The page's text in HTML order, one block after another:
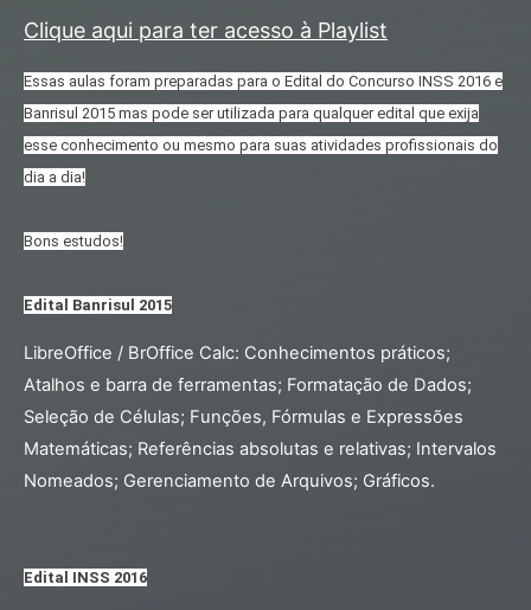
Clique aqui para ter acesso à Playlist
Essas aulas foram preparadas para o Edital do Concurso INSS 2016 e
Banrisul 2015 mas pode ser utilizada para qualquer edital que exija
esse conhecimento ou mesmo para suas atividades profissionais do
dia a dia!
Bons estudos!
Edital Banrisul 2015
LibreOffice / BrOffice Calc: Conhecimentos práticos;
Atalhos e barra de ferramentas; Formatação de Dados;
Seleção de Células; Funções, Fórmulas e Expressões
Matemáticas; Referências absolutas e relativas; Intervalos
Nomeados; Gerenciamento de Arquivos; Gráficos.
Edital INSS 2016